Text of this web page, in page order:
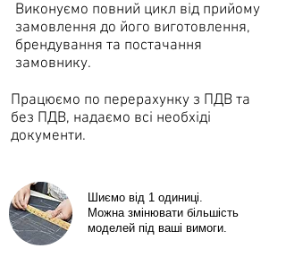
Виконуємо повний цикл від прийому
замовлення до його виготовлення,
брендування та постачання
замовнику.
Працюємо по перерахунку з ПДВ та
без ПДВ, надаємо всі необхіді
документи.
Шиємо від 1 одиниці.
Можна змінювати більшість
моделей під ваші вимоги.